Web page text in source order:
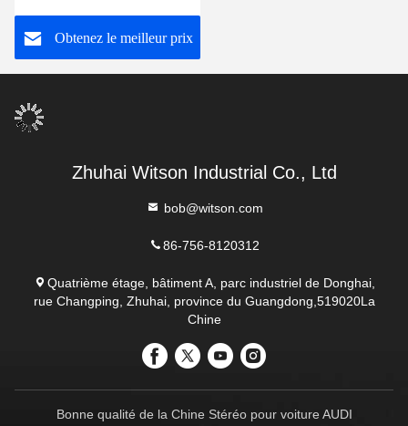
Stéréo multimédia pour
voitureObtenez le meilleur prix
Zhuhai Witson Industrial Co., Ltd
bob@witson.com
86-756-8120312
Quatrième étage, bâtiment A, parc industriel de Donghai,
rue Changping, Zhuhai, province du Guangdong,519020La
Chine
Bonne qualité de la Chine Stéréo pour voiture AUDI